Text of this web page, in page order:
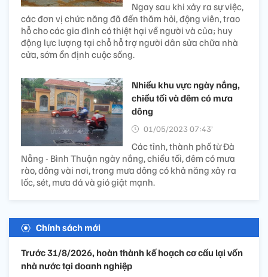
Ngay sau khi xảy ra sự việc,
các đơn vị chức năng đã đến thăm hỏi, động viên, trao
hỗ cho các gia đình có thiệt hại về người và của; huy
động lực lượng tại chỗ hỗ trợ người dân sửa chữa nhà
cửa, sớm ổn định cuộc sống.
Nhiều khu vực ngày nắng,
chiều tối và đêm có mưa
dông
01/05/2023 07:43’
Các tỉnh, thành phố từ Đà
Nẵng - Bình Thuận ngày nắng, chiều tối, đêm có mưa
rào, dông vài nơi, trong mưa dông có khả năng xảy ra
lốc, sét, mưa đá và gió giật mạnh.
Chính sách mới
Trước 31/8/2026, hoàn thành kế hoạch cơ cấu lại vốn
nhà nước tại doanh nghiệp